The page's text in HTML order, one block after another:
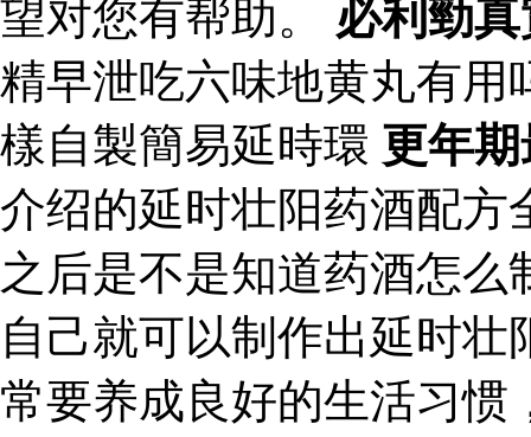
望对您有帮助。 必利勁
精早泄吃六味地黄丸有用
樣自製簡易延時環 更年
介绍的延时壮阳药酒配方
之后是不是知道药酒怎
自己就可以制作出延时
常要养成良好的生活习惯